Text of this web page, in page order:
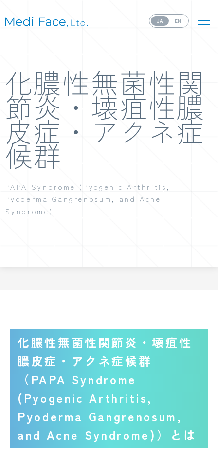
化膿性無菌性関
節炎・壊疽性膿
皮症・アクネ症
候群
PAPA Syndrome (Pyogenic Arthritis,
Pyoderma Gangrenosum, and Acne
Syndrome)
化膿性無菌性関節炎・壊疽性
膿皮症・アクネ症候群
（PAPA Syndrome
(Pyogenic Arthritis,
Pyoderma Gangrenosum,
and Acne Syndrome)）とは
JA EN